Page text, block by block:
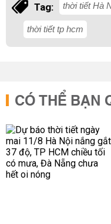
Tag: thời tiết Hà
thời tiết tp hcm
CÓ THỂ BẠN